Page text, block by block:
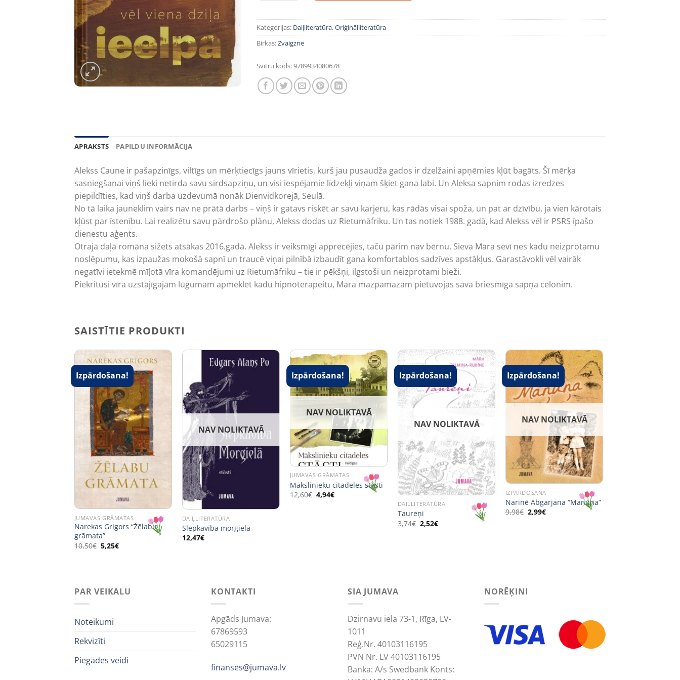
Kategorijas: Daiļliteratūra,Oriģinālliteratūra
Birkas:Zvaigzne
Svītru kods:9789934080678
APRAKSTS PAPILDU INFORMĀCIJA
Alekss Caune ir pašapzinīgs, viltīgs un mērķtiecīgs jauns vīrietis, kurš jau pusaudža gados ir dzelžaini apņēmies kļūt bagāts. Šī mērķa
sasniegšanai viņš lieki netirda savu sirdsapziņu, un visi iespējamie līdzekļi viņam šķiet gana labi. Un Aleksa sapnim rodas izredzes
piepildīties, kad viņš darba uzdevumā nonāk Dienvidkorejā, Seulā.
No tā laika jauneklim vairs nav ne prātā darbs – viņš ir gatavs riskēt ar savu karjeru, kas rādās visai spoža, un pat ar dzīvību, ja vien kārotais
kļūst par īstenību. Lai realizētu savu pārdrošo plānu, Alekss dodas uz Rietumāfriku. Un tas notiek 1988. gadā, kad Alekss vēl ir PSRS īpašo
dienestu aģents.
Otrajā daļā romāna sižets atsākas 2016.gadā. Alekss ir veiksmīgi apprecējies, taču pārim nav bērnu. Sieva Māra sevī nes kādu neizprotamu
noslēpumu, kas izpaužas mokošā sapnī un traucē viņai pilnībā izbaudīt gana komfortablos sadzīves apstākļus. Garastāvokli vēl vairāk
negatīvi ietekmē mīļotā vīra komandējumi uz Rietumāfriku – tie ir pēkšņi, ilgstoši un neizprotami bieži.
Piekritusi vīra uzstājīgajam lūgumam apmeklēt kādu hipnoterapeitu, Māra mazpamazām pietuvojas sava briesmīgā sapņa cēlonim.
SAISTĪTIE PRODUKTI
Izpārdošana!
JUMAVAS GRĀMATAS
Narekas Grigors “Žēlabu
grāmata”
10,50€ Original
price
5,25€Current
NAV NOLIKTAVĀ
DAIĻLITERATŪRA
Slepkavība morgielā
12,47€
Izpārdošana!
NAV NOLIKTAVĀ
JUMAVAS GRĀMATAS
Mākslinieku citadeles stāsti
12,60€ Original
price
4,94€Current
Izpārdošana!
NAV NOLIKTAVĀ
DAIĻLITERATŪRA
Taureņi
3,74€ Original
price
2,52€Current
Izpārdošana!
NAV NOLIKTAVĀ
IZPĀRDOŠANA
Narinē Abgarjana “Maņuņa”
9,98€ Original
2,99€Current
PAR VEIKALU
Noteikumi
Rekvizīti
Piegādes veidi
KONTAKTI
Apgāds Jumava:
67869593
65029115
finanses@jumava.lv
SIA JUMAVA
Dzirnavu iela 73-1, Rīga, LV-
1011
Reģ.Nr. 40103116195
PVN Nr. LV 40103116195
Banka: A/s Swedbank Konts:
NORĒĶINI